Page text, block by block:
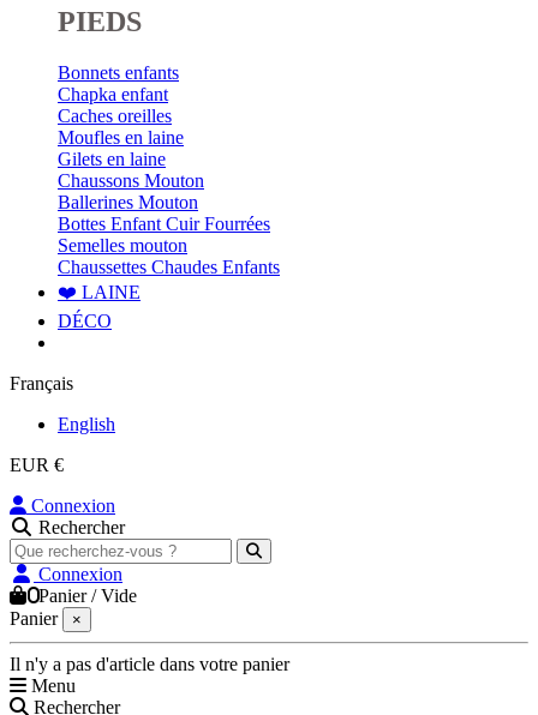
PIEDS
Bonnets enfants
Chapka enfant
Caches oreilles
Moufles en laine
Gilets en laine
Chaussons Mouton
Ballerines Mouton
Bottes Enfant Cuir Fourrées
Semelles mouton
Chaussettes Chaudes Enfants
❤️ LAINE
DÉCO
Français
English
EUR €
Connexion
Rechercher
Connexion
0Panier /Vide
Panier
×
Il n'y a pas d'article dans votre panier
Menu
Rechercher